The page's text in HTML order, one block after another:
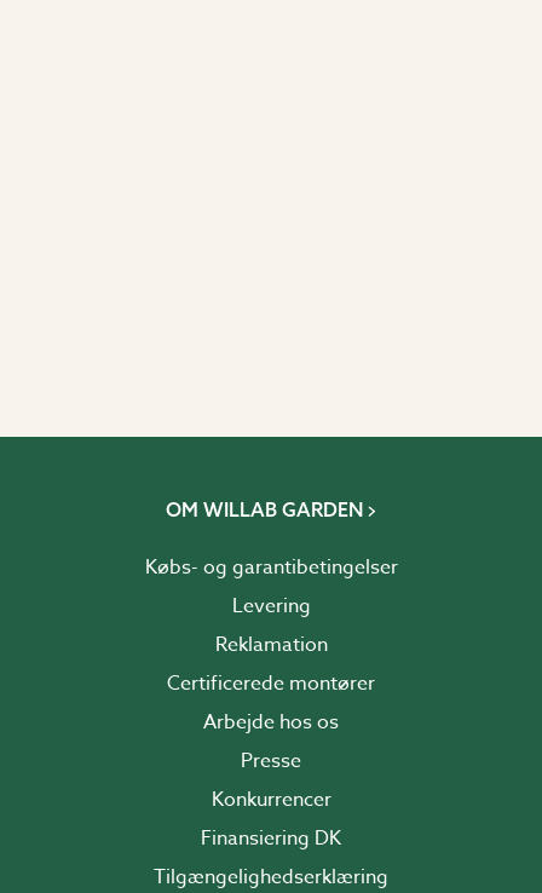
OM WILLAB GARDEN
Købs- og garantibetingelser
Levering
Reklamation
Certificerede montører
Arbejde hos os
Presse
Konkurrencer
Finansiering DK
Tilgængelighedserklæring